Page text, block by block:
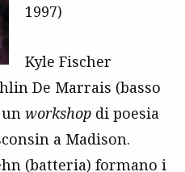
1997)
Kyle Fischer
De Marrais (basso
un workshop di poesia
a Madison.
(batteria) formano i